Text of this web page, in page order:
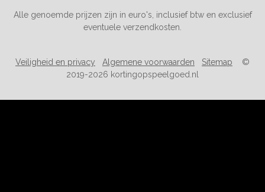
Alle genoemde prijzen zijn in euro's, inclusief btw en exclusief
eventuele verzendkosten.
Veiligheid en privacy Algemene voorwaarden Sitemap ©
2019-2026 kortingopspeelgoed.nl